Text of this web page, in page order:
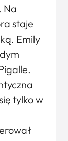
Na
staje
Emily
tylko w